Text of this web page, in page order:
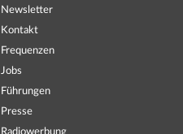
Newsletter
Kontakt
Frequenzen
Jobs
Führungen
Presse
Radiowerbung